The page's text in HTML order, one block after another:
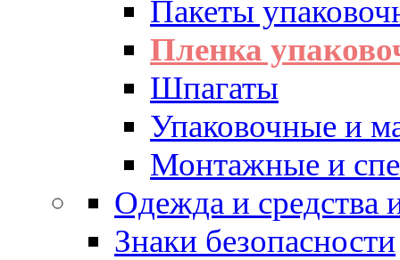
Пакеты
Пленка
Шпагаты
Упаковочные и
Монтажные и
Одежда и средства
Знаки безопасности